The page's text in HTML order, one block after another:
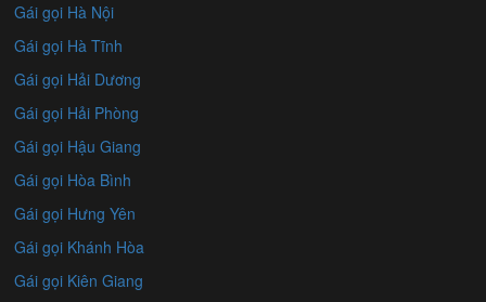
Gái gọi Hà Nội
Gái gọi Hà Tĩnh
Gái gọi Hải Dương
Gái gọi Hải Phòng
Gái gọi Hậu Giang
Gái gọi Hòa Bình
Gái gọi Hưng Yên
Gái gọi Khánh Hòa
Gái gọi Kiên Giang